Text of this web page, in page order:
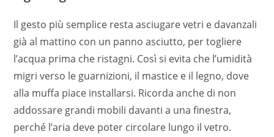
Il gesto più semplice resta asciugare vetri e davanzali
già al mattino con un panno asciutto, per togliere
l’acqua prima che ristagni. Così si evita che l’umidità
migri verso le guarnizioni, il mastice e il legno, dove
alla muffa piace installarsi. Ricorda anche di non
addossare grandi mobili davanti a una finestra,
perché l’aria deve poter circolare lungo il vetro.